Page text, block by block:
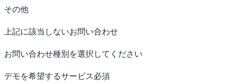
その他
上記に該当しないお問い合わせ
お問い合わせ種別を選択してください
デモを希望するサービス必須